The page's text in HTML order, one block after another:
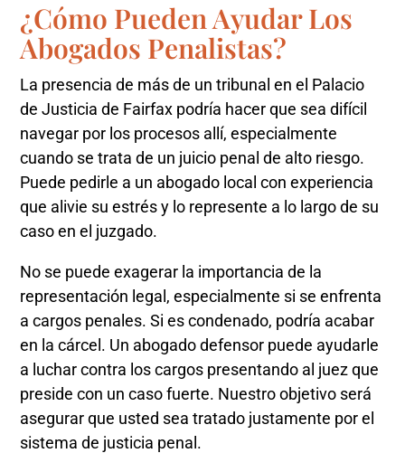
¿Cómo Pueden Ayudar Los
Abogados Penalistas?
La presencia de más de un tribunal en el Palacio
de Justicia de Fairfax podría hacer que sea difícil
navegar por los procesos allí, especialmente
cuando se trata de un juicio penal de alto riesgo.
Puede pedirle a un abogado local con experiencia
que alivie su estrés y lo represente a lo largo de su
caso en el juzgado.
No se puede exagerar la importancia de la
representación legal, especialmente si se enfrenta
a cargos penales. Si es condenado, podría acabar
en la cárcel. Un abogado defensor puede ayudarle
a luchar contra los cargos presentando al juez que
preside con un caso fuerte. Nuestro objetivo será
asegurar que usted sea tratado justamente por el
sistema de justicia penal.